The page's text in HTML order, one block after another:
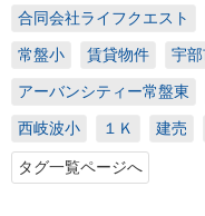
合同会社ライフクエスト
常盤小 賃貸物件 宇
アーバンシティー常盤東
西岐波小 １Ｋ 建売
タグ一覧ページへ